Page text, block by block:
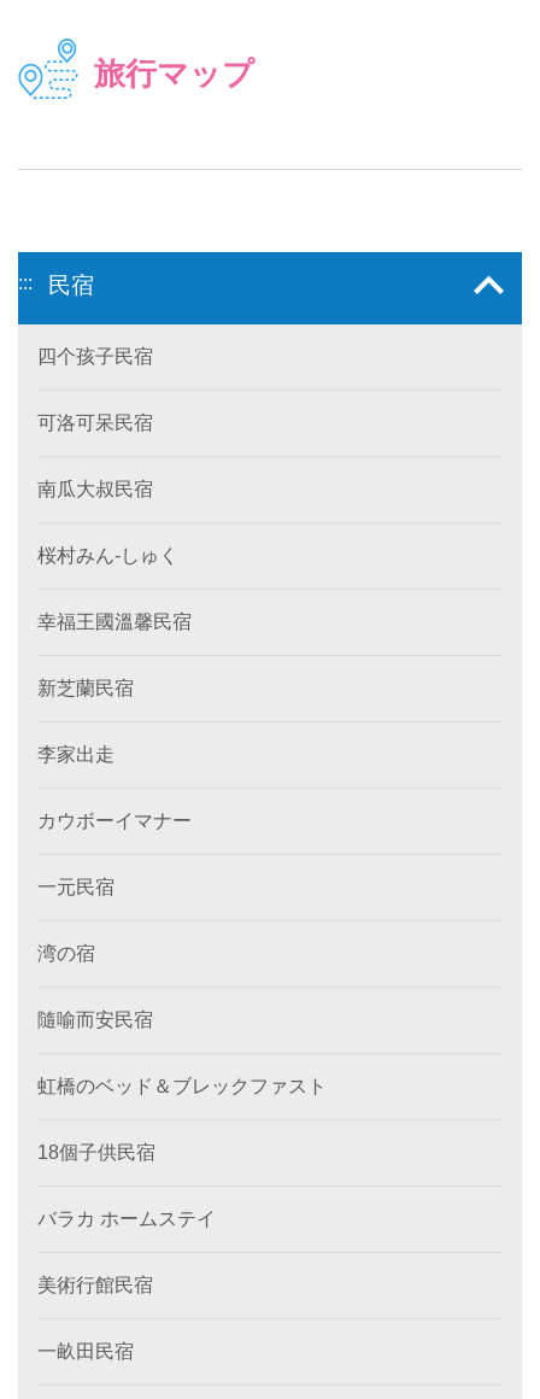
旅行マップ
::: 民宿
四个孩子民宿
可洛可呆民宿
南瓜大叔民宿
桜村みん‐しゅく
幸福王國溫馨民宿
新芝蘭民宿
李家出走
カウボーイマナー
一元民宿
湾の宿
隨喻而安民宿
虹橋のベッド＆ブレックファスト
18個子供民宿
バラカ ホームステイ
美術行館民宿
一畝田民宿